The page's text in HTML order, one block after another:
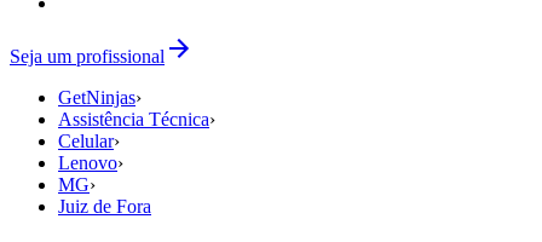
Seja um profissional
GetNinjas›
Assistência Técnica›
Celular›
Lenovo›
MG›
Juiz de Fora